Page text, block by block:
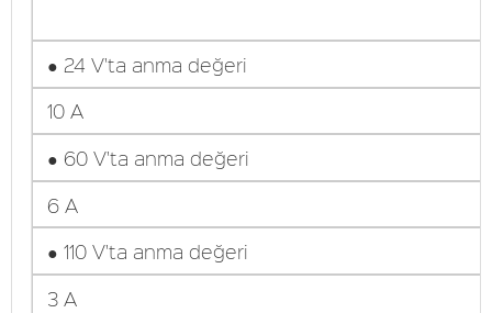
● 24 V'ta anma değeri
10 A
● 60 V'ta anma değeri
6 A
● 110 V'ta anma değeri
3 A